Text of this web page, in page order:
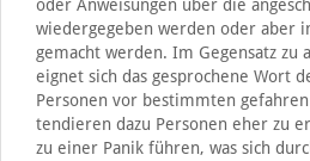
oder Anweisungen über die
wiedergegeben werden oder aber
gemacht werden. Im Gegensatz zu
eignet sich das gesprochene Wort
Personen vor bestimmten
tendieren dazu Personen eher zu
zu einer Panik führen, was sich